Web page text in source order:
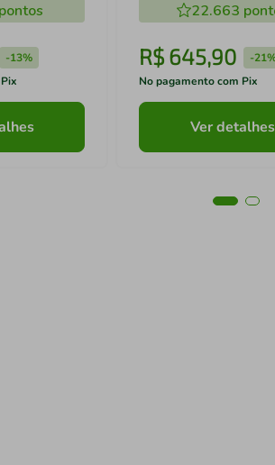
pontos
-13%
22.663
R$645,90 -
No pagamento com Pix
Ver detalhes